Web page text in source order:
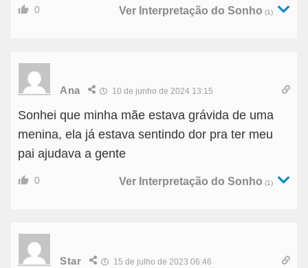
0 Ver Interpretação do Sonho (1)
Ana 10 de junho de 2024 13:15
Sonhei que minha mãe estava grávida de uma
menina, ela já estava sentindo dor pra ter meu
pai ajudava a gente
0 Ver Interpretação do Sonho (1)
Star 15 de julho de 2023 06:46